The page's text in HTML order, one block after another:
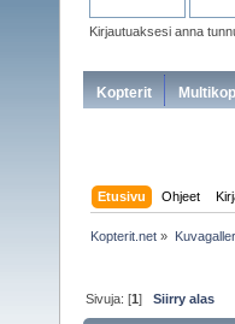
Kirjautuaksesi anna
Kopterit
Etusivu Ohjeet
Kopterit.net »
Sivuja: [1]Siirry alas